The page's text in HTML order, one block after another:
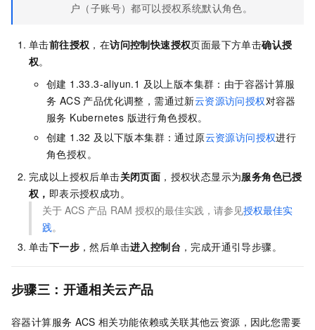
户（子账号）都可以授权系统默认角色。
单击前往授权 ，在访问控制快速授权页面最下方单击确认授
权。
创建 1.33.3-aliyun.1 及以上版本集群：由于容器计算服
务 ACS 产品优化调整，需通过新云资源访问授权对容器
服务 Kubernetes 版进行角色授权。
创建 1.32 及以下版本集群：通过原云资源访问授权进行
角色授权。
完成以上授权后单击关闭页面 ，授权状态显示为服务角色已授
权， 即表示授权成功。
关于 ACS 产品 RAM 授权的最佳实践，请参见授权最佳实
践。
单击下一步 ，然后单击进入控制台 ，完成开通引导步骤。
步骤三：开通相关云产品
容器计算服务 ACS 相关功能依赖或关联其他云资源，因此您需要